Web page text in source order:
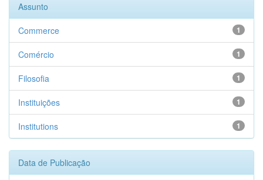
Assunto
1
Commerce
1
Comércio
1
Filosofia
1
Instituições
1
Institutions
Data de Publicação